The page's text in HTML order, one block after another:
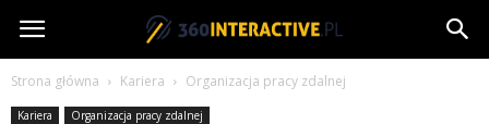
360interactive.pl
Strona główna Kariera Organizacja pracy zdalnej
Kariera Organizacja pracy zdalnej